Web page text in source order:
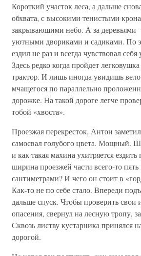
Короткий участок леса, а дальше
обхвата, с высокими тенистыми
закрывающими небо. А за деревьями
уютными двориками и садиками. По
ездил не раз и всегда чувствовал
Здесь редко когда пройдет
трактор. И лишь иногда увидишь
мчащегося по параллельно
дорожке. На такой дороге легче
тобой «хвоста».
Проезжая перекресток, Антон
самосвал голубого цвета. Мощный.
и как такая махина ухитряется ездить
ширина проезжей части всего-то пять
сантиметрами? И чего он стоит в
Как-то не по себе стало. Впереди
дальше спуск. Чтобы проверить свои
опасения, свернул на лесную тропу,
Сквозь листву кустарника принялся
дорогой.